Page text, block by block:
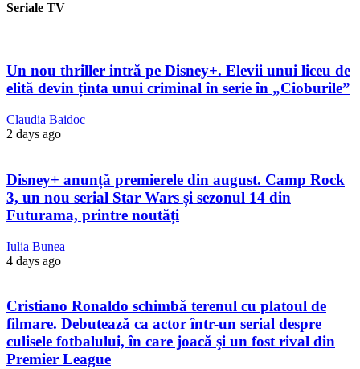
Seriale TV
Un nou thriller intră pe Disney+. Elevii unui liceu de
elită devin ținta unui criminal în serie în „Cioburile”
Claudia Baidoc
2 days ago
Disney+ anunță premierele din august. Camp Rock
3, un nou serial Star Wars și sezonul 14 din
Futurama, printre noutăți
Iulia Bunea
4 days ago
Cristiano Ronaldo schimbă terenul cu platoul de
filmare. Debutează ca actor într-un serial despre
culisele fotbalului, în care joacă şi un fost rival din
Premier League